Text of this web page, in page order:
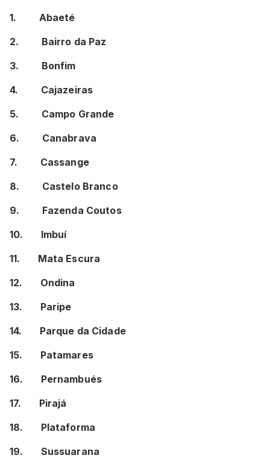
1. Abaeté
2. Bairro da Paz
3. Bonfim
4. Cajazeiras
5. Campo Grande
6. Canabrava
7. Cassange
8. Castelo Branco
9. Fazenda Coutos
10. Imbuí
11. Mata Escura
12. Ondina
13. Paripe
14. Parque da Cidade
15. Patamares
16. Pernambués
17. Pirajá
18. Plataforma
19. Sussuarana